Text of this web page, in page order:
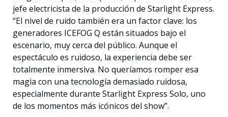
jefe electricista de la producción de Starlight Express.
“El nivel de ruido también era un factor clave: los
generadores ICEFOG Q están situados bajo el
escenario, muy cerca del público. Aunque el
espectáculo es ruidoso, la experiencia debe ser
totalmente inmersiva. No queríamos romper esa
magia con una tecnología demasiado ruidosa,
especialmente durante Starlight Express Solo, uno
de los momentos más icónicos del show”.